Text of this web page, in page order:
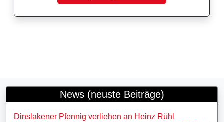
News (neuste Beiträge)
Dinslakener Pfennig verliehen an Heinz Rühl